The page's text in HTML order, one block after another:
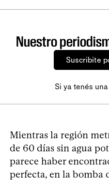
Nuestro
Suscribite
Si ya tenés
Mientras la región
de 60 días sin agua
parece haber
perfecta, en la bomba